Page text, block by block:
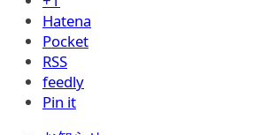
Hatena
Pocket
RSS
feedly
Pin it